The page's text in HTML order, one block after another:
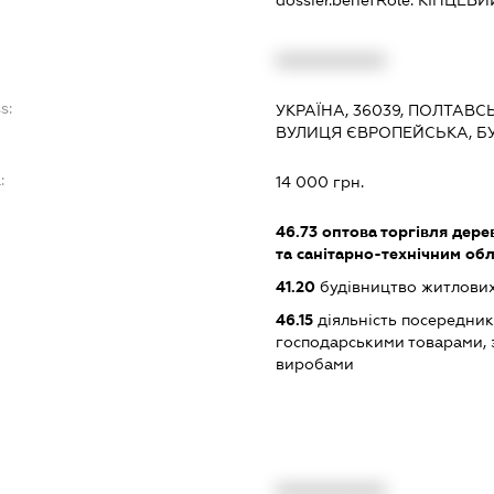
УКРАЇНА, 36039,
ВУЛИЦЯ ЄВРОПЕЙСЬКА,
14 000 грн.
46.73оптова торгівля
та санітарно-технічним
41.20будівництво
46.15діяльність
господарськими товарами,
виробами